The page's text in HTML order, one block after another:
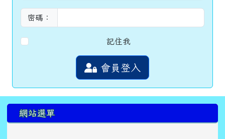
密碼：
記住我
會員登入
左邊區域內容
網站選單